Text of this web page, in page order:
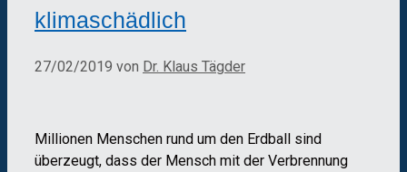
klimaschädlich
27/02/2019 von Dr. Klaus Tägder
Millionen Menschen rund um den Erdball sind
überzeugt, dass der Mensch mit der Verbrennung